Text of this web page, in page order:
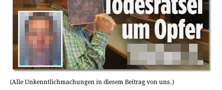
(Alle Unkenntlichmachungen in diesem Beitrag von uns.)